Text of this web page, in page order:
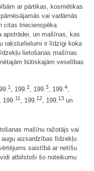
ar pārtikas, kosmētikas
vai vadāmās
citas triecienspēka
apstrādei, un mašīnas, kas
raksturlielumi ir līdzīgi koka
lietošanas mašīnas
būtiskajām veselības
1 , 199. 2 , 199. 3 , 199. 4
, 199. 11 , 199. 12 , 199. 13 un
mašīnu ražotājs vai
aizsardzības līdzekļu
saistībā ar netīšu
atbilstoši šo noteikumu